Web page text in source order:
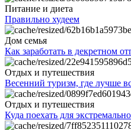
Питание и диета
Правильно худеем
Дом семья
Как заработать в декретном
Отдых и путешествия
Весенний туризм, где лучше
Отдых и путешествия
Куда поехать для